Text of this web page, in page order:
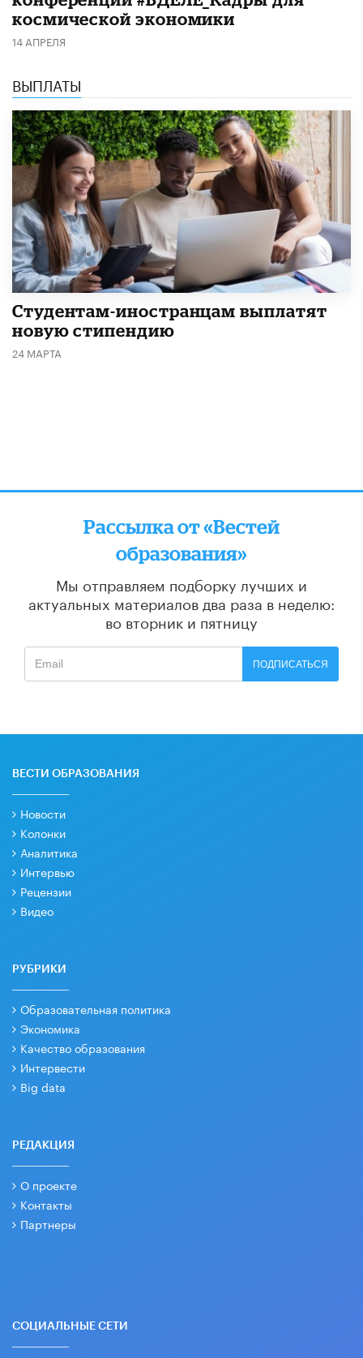
космической экономики
14 АПРЕЛЯ
ВЫПЛАТЫ
Студентам-иностранцам выплатят
новую стипендию
24 МАРТА
Рассылка от «Вестей
образования»
Мы отправляем подборку лучших и
актуальных материалов два раза в неделю:
во вторник и пятницу
ПОДПИСАТЬСЯ
ВЕСТИ ОБРАЗОВАНИЯ
Новости
Колонки
Аналитика
Интервью
Рецензии
Видео
РУБРИКИ
Образовательная политика
Экономика
Качество образования
Интервести
Big data
РЕДАКЦИЯ
О проекте
Контакты
Партнеры
СОЦИАЛЬНЫЕ СЕТИ